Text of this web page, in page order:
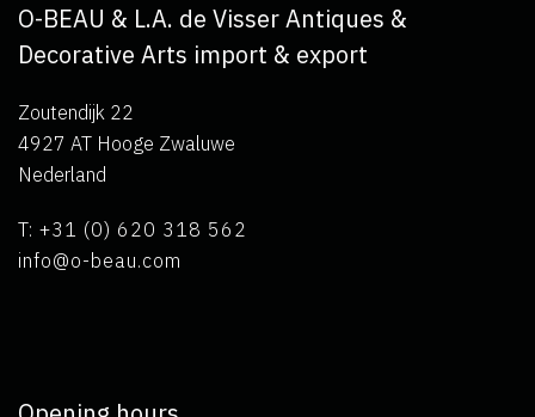
O-BEAU & L.A. de Visser Antiques &
Decorative Arts import & export
Zoutendijk 22
4927 AT Hooge Zwaluwe
Nederland
T: +31 (0) 620 318 562
info@o-beau.com